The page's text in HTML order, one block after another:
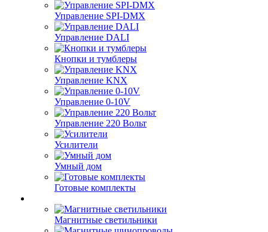
Управление SPI-DMX
Управление DALI
Кнопки и тумблеры
Управление KNX
Управление 0-10V
Управление 220 Вольт
Усилители
Умный дом
Готовые комплекты
Магнитные светильники